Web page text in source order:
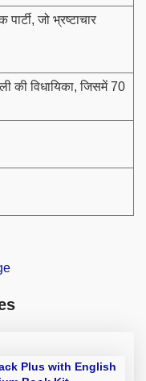
जो भ्रष्टाचार
की विधायिका, जिसमें 70
Plus with English